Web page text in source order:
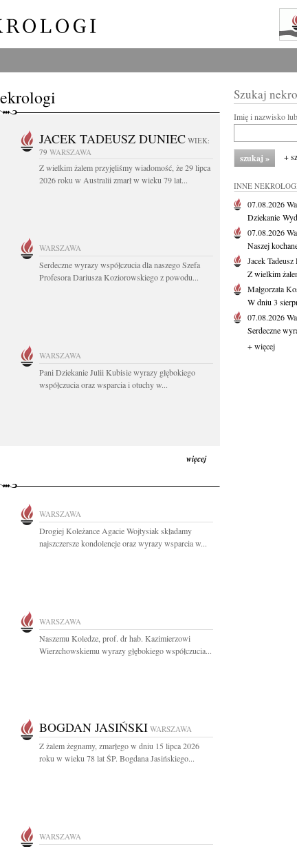
JACEK TADEUSZ DUNIEC WIEK:
79 WARSZAWA
Z wielkim żalem przyjęliśmy wiadomość, że 29 lipca
2026 roku w Australii zmarł w wieku 79 lat...
WARSZAWA
Serdeczne wyrazy współczucia dla naszego Szefa
Profesora Dariusza Koziorowskiego z powodu...
WARSZAWA
Pani Dziekanie Julii Kubisie wyrazy głębokiego
współczucia oraz wsparcia i otuchy w...
więcej
WARSZAWA
Drogiej Koleżance Agacie Wojtysiak składamy
najszczersze kondolencje oraz wyrazy wsparcia w...
WARSZAWA
Naszemu Koledze, prof. dr hab. Kazimierzowi
Wierzchowskiemu wyrazy głębokiego współczucia...
BOGDAN JASIŃSKI WARSZAWA
Z żalem żegnamy, zmarłego w dniu 15 lipca 2026
roku w wieku 78 lat ŚP. Bogdana Jasińskiego...
WARSZAWA
Szukaj
Imię i nazwisko
+
INNE
07.08.2026
Dziekanie
07.08.2026
Naszej
Jacek
Z wielkim
Małgorzata
W dniu 3
07.08.2026
Serdeczne
+ więcej